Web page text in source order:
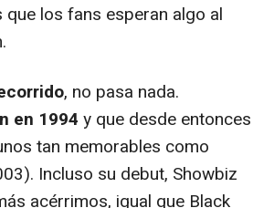
que los fans esperan algo al
, no pasa nada.
en 1994 y que desde entonces
tan memorables como
Incluso su debut, Showbiz
acérrimos, igual que Black